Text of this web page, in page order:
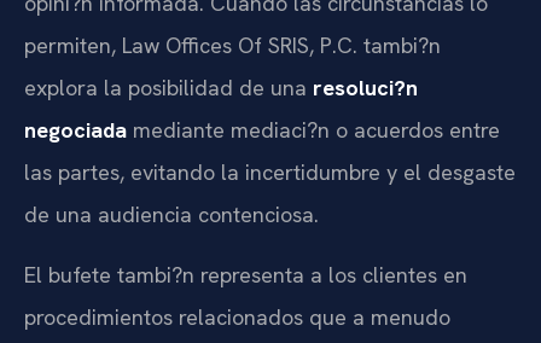
permiten, Law Offices Of SRIS, P.C. tambi?n
explora la posibilidad de una resoluci?n
negociada mediante mediaci?n o acuerdos entre
las partes, evitando la incertidumbre y el desgaste
de una audiencia contenciosa.
El bufete tambi?n representa a los clientes en
procedimientos relacionados que a menudo